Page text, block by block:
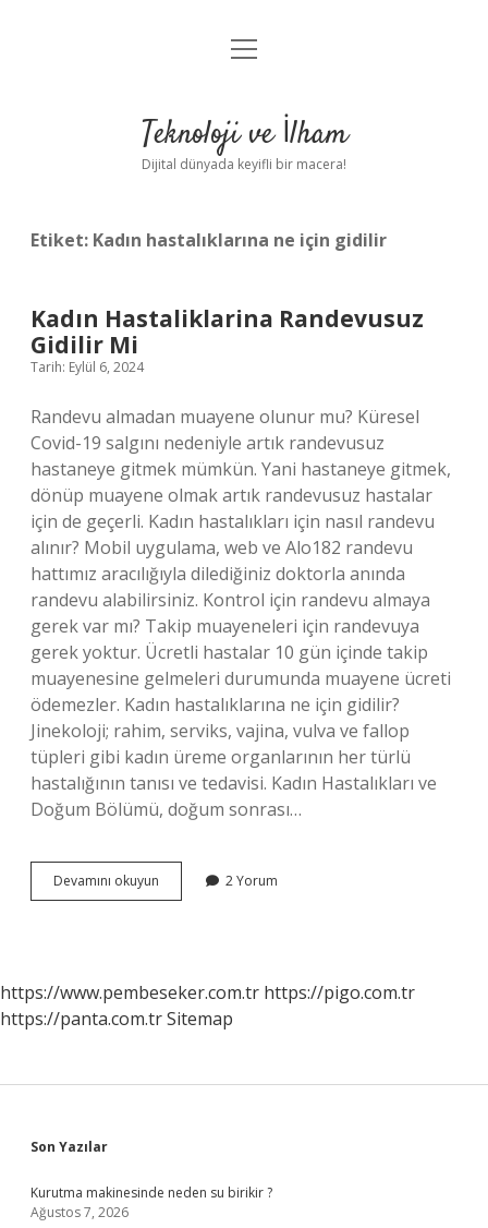
Anasayfa
Yasal Uyarı
menüyü
Teknoloji ve İlham
Dijital dünyada keyifli bir macera!
Etiket: Kadın hastalıklarına ne için gidilir
Kadın Hastaliklarina Randevusuz
Gidilir Mi
Tarih: Eylül 6, 2024
Randevu almadan muayene olunur mu? Küresel
Covid-19 salgını nedeniyle artık randevusuz
hastaneye gitmek mümkün. Yani hastaneye gitmek,
dönüp muayene olmak artık randevusuz hastalar
için de geçerli. Kadın hastalıkları için nasıl randevu
alınır? Mobil uygulama, web ve Alo182 randevu
hattımız aracılığıyla dilediğiniz doktorla anında
randevu alabilirsiniz. Kontrol için randevu almaya
gerek var mı? Takip muayeneleri için randevuya
gerek yoktur. Ücretli hastalar 10 gün içinde takip
muayenesine gelmeleri durumunda muayene ücreti
ödemezler. Kadın hastalıklarına ne için gidilir?
Jinekoloji; rahim, serviks, vajina, vulva ve fallop
tüpleri gibi kadın üreme organlarının her türlü
hastalığının tanısı ve tedavisi. Kadın Hastalıkları ve
Doğum Bölümü, doğum sonrası…
Devamını okuyun
Hastaliklarina
2 Yorum
https://www.pembeseker.com.tr https://pigo.com.tr
https://panta.com.trSitemap
Sidebar
Son Yazılar
Kurutma makinesinde neden su birikir ?
Ağustos 7, 2026